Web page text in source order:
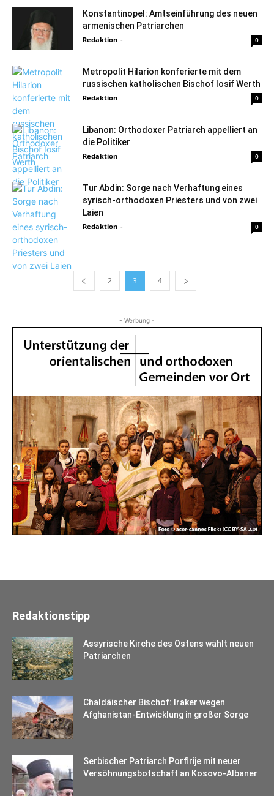
Konstantinopel: Amtseinführung des neuen
armenischen Patriarchen
Redaktion - 0
Metropolit Hilarion konferierte mit dem
russischen katholischen Bischof Iosif Werth
Redaktion - 0
Libanon: Orthodoxer Patriarch appelliert an
die Politiker
Redaktion - 0
Tur Abdin: Sorge nach Verhaftung eines
syrisch-orthodoxen Priesters und von zwei
Laien
Redaktion - 0
2 3 4
- Werbung -
Redaktionstipp
Assyrische Kirche des Ostens wählt neuen
Patriarchen
Chaldäischer Bischof: Iraker wegen
Afghanistan-Entwicklung in großer Sorge
Serbischer Patriarch Porfirije mit neuer
Versöhnungsbotschaft an Kosovo-Albaner